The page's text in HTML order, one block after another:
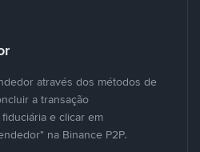
através dos métodos de
a transação
e clicar em
na Binance P2P.